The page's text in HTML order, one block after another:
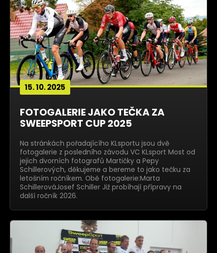
15. 10. 2025
FOTOGALERIE JAKO TEČKA ZA
SWEEPSPORT CUP 2025
Na stránkách pořadajícího KLsportu jsou dvě
fotogalerie z posledního závodu VC KLsport Most od
jejich dvorních fotografů Martičky a Pepy
Schillerových, děkujeme a bereme to jako tečku za
letošním ročníkem. Obě fotogalerie:Marta
SchillerováJosef Schiller Již probíhají přípravy na
další ročník 2026.